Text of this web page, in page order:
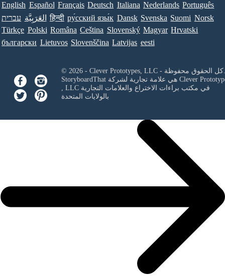
English Español Français Deutsch Italiana Nederlands Português
עברית العَرَبِيَّة हिन्दी ру́сский язы́к Dansk Svenska Suomi Norsk
Türkçe Polski Româna Ceština Slovenský Magyar Hrvatski
български Lietuvos Slovenščina Latvijas eesti
© 2026 - Clever Prototypes, LLC - كل الحقوق محفوظة.
StoryboardThat هي علامة تجارية لشركة Clever
, LLCفي مكتب براءات الاختراع والعلامات التجارية
بالولايات المتحدة